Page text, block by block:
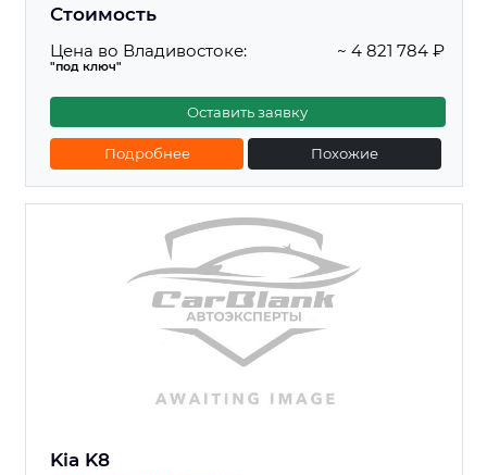
Стоимость
Цена во Владивостоке:
"под ключ"
~ 4 821 784 ₽
Оставить заявку
Подробнее Похожие
Kia K8